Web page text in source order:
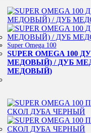
Super Omega 100
SUPER OMEGA
МЕДОВЫЙ) / ДУБ
МЕДОВЫЙ)